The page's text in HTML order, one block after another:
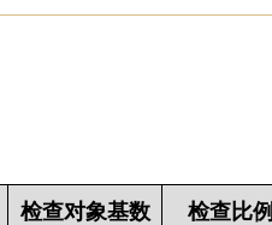
检查对象基数 检查比例